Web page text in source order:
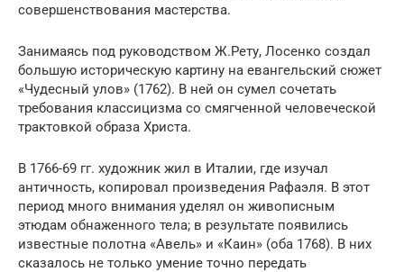
совершенствования мастерства.
Занимаясь под руководством Ж.Рету, Лосенко создал
большую историческую картину на евангельский сюжет
«Чудесный улов» (1762). В ней он сумел сочетать
требования классицизма со смягченной человеческой
трактовкой образа Христа.
В 1766-69 гг. художник жил в Италии, где изучал
античность, копировал произведения Рафаэля. В этот
период много внимания уделял он живописным
этюдам обнаженного тела; в результате появились
известные полотна «Авель» и «Каин» (оба 1768). В них
сказалось не только умение точно передать